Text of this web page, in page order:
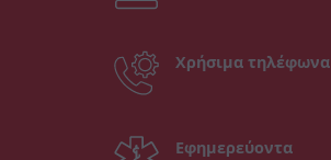
Χρήσιμα τηλέφωνα
Εφημερεύοντα